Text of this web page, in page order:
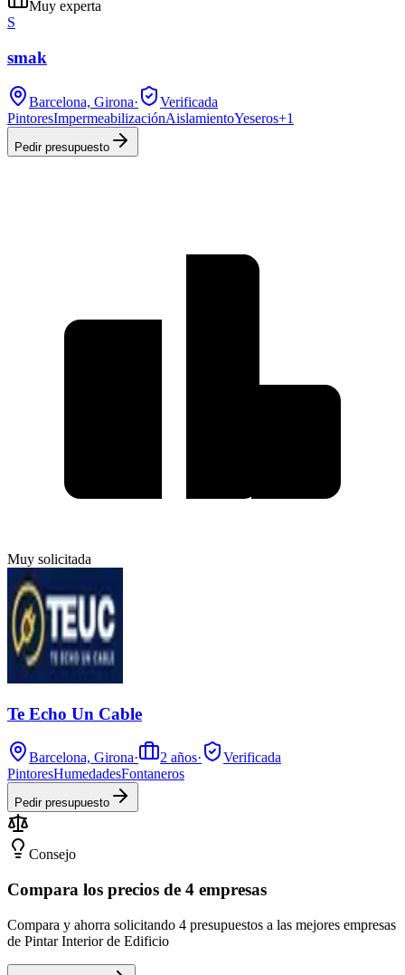
Muy experta
S
smak
Barcelona, Girona·
Verificada
PintoresImpermeabilizaciónAislamientoYeseros+1
Pedir presupuesto
Muy solicitada
Te Echo Un Cable
Barcelona, Girona· 2 años·
Verificada
PintoresHumedadesFontaneros
Pedir presupuesto
Consejo
Compara los precios de 4 empresas
Compara y ahorra solicitando 4 presupuestos a las mejores empresas
de Pintar Interior de Edificio